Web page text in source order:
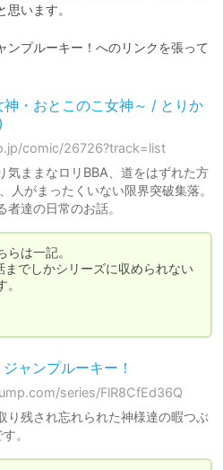
います。
ンプルーキー！へのリンクを張って
・おとこのこ女神～ / とりか
comic/26726?track=list
気ままなロリBBA、道をはずれた方
人がまったくいない限界突破集落。
達の日常のお話。
は一記。
でしかシリーズに収められない
ャンプルーキー！
series/FlR8CfEd36Q
り残され忘れられた神様達の暇つぶ
。